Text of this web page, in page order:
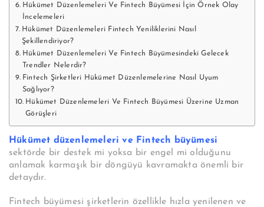
Hükümet Düzenlemeleri Ve Fintech Büyümesi İçin Örnek Olay
İncelemeleri
Hükümet Düzenlemeleri Fintech Yeniliklerini Nasıl
Şekillendiriyor?
Hükümet Düzenlemeleri Ve Fintech Büyümesindeki Gelecek
Trendler Nelerdir?
Fintech Şirketleri Hükümet Düzenlemelerine Nasıl Uyum
Sağlıyor?
Hükümet Düzenlemeleri Ve Fintech Büyümesi Üzerine Uzman
Görüşleri
Hükümet düzenlemeleri ve Fintech büyümesi
sektörde bir destek mi yoksa bir engel mi olduğunu
anlamak karmaşık bir döngüyü kavramakta önemli bir
detaydır.
Fintech büyümesi şirketlerin özellikle hızla yenilenen ve